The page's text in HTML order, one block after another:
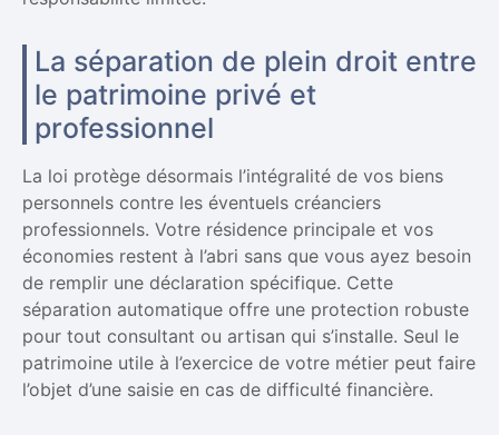
La séparation de plein droit entre
le patrimoine privé et
professionnel
La loi protège désormais l’intégralité de vos biens
personnels contre les éventuels créanciers
professionnels. Votre résidence principale et vos
économies restent à l’abri sans que vous ayez besoin
de remplir une déclaration spécifique. Cette
séparation automatique offre une protection robuste
pour tout consultant ou artisan qui s’installe. Seul le
patrimoine utile à l’exercice de votre métier peut faire
l’objet d’une saisie en cas de difficulté financière.